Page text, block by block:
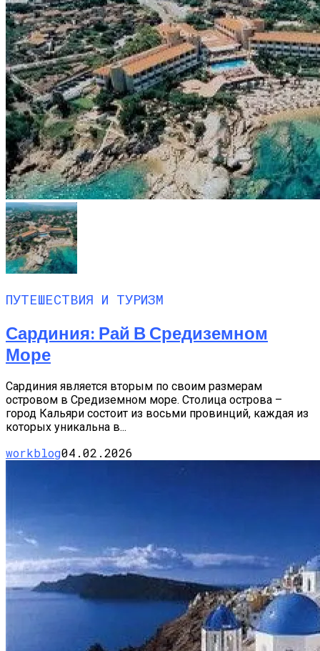
ПУТЕШЕСТВИЯ И ТУРИЗМ
Сардиния: Рай В Средиземном
Море
Сардиния является вторым по своим размерам
островом в Средиземном море. Столица острова –
город Кальяри состоит из восьми провинций, каждая из
которых уникальна в...
workblog04.02.2026